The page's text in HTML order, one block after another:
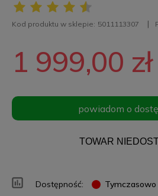
Kod produktu w sklepie: 5011113307
1 999,00 zł
powiadom o
TOWAR
Dostępność: